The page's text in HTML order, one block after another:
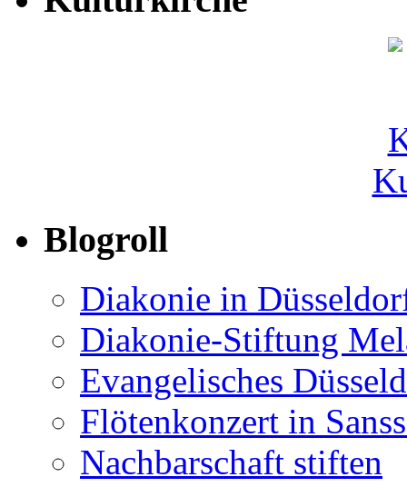
Blogroll
Diakonie in
Diakonie-Stiftung
Evangelisches
Flötenkonzert in
Nachbarschaft stiften